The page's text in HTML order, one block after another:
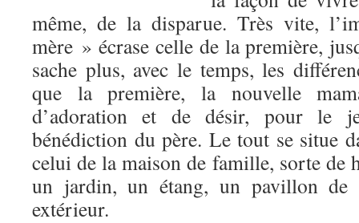
même, de la disparue. Très vite,
mère » écrase celle de la première,
sache plus, avec le temps, les
que la première, la nouvelle
d’adoration et de désir, pour le
bénédiction du père. Le tout se situe
celui de la maison de famille, sorte de
un jardin, un étang, un pavillon de
extérieur.